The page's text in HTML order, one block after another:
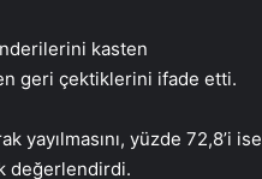
kasten
geri çektiklerini ifade etti.
yayılmasını, yüzde 72,8’i ise
değerlendirdi.